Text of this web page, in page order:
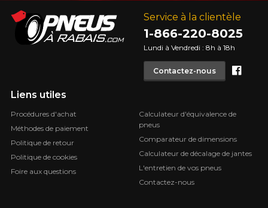
Service à la clientèle
1-866-220-8025
Lundi à Vendredi : 8h à 18h
Contactez-nous
Liens utiles
Procédures d'achat
Méthodes de paiement
Politique de retour
Politique de cookies
Foire aux questions
Calculateur d'équivalence de
pneus
Comparateur de dimensions
Calculateur de décalage de jantes
L'entretien de vos pneus
Contactez-nous